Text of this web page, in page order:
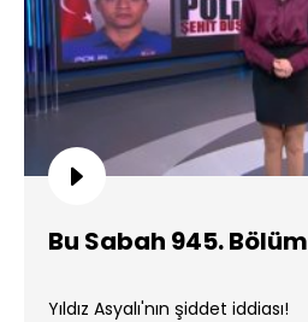
Bu Sabah 945. Bölüm
Yıldız Asyalı'nın şiddet iddiası!